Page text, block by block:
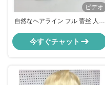
ビデオ
自然なヘアライン フル 蕾丝 人髪
子 abc
今すぐチャット